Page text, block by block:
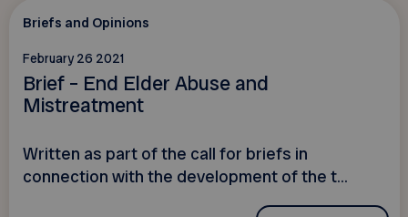
Briefs and Opinions
February 26 2021
Brief – End Elder Abuse and
Mistreatment
Written as part of the call for briefs in
connection with the development of the t...